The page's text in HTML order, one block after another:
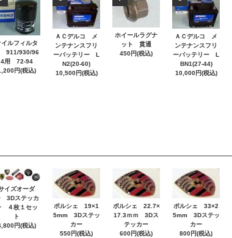
イルフィルタ
911/930/96
4用 72-94
円(税込)
ＡＣデルコ メ
ンテナンスフリ
ーバッテリー L
N2(20-60)
10,500円(税込)
ホイールラグナ
ット 貫通
450円(税込)
ＡＣデルコ メ
ンテナンスフリ
ーバッテリー L
BN1(27-44)
10,000円(税込)
イズオーダ
3Dステッカ
４枚１セッ
ト
円(税込)
ポルシェ 19×1
5mm 3Dステッ
カー
550円(税込)
ポルシェ 22.7×
17.3ｍｍ 3Dス
テッカー
600円(税込)
ポルシェ 33×2
5mm 3Dステッ
カー
800円(税込)